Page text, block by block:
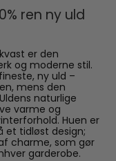
ren ny uld
er den
og moderne stil.
ny uld –
mens den
naturlige
varme og
Huen er
et tidløst design;
charme, som gør
garderobe.